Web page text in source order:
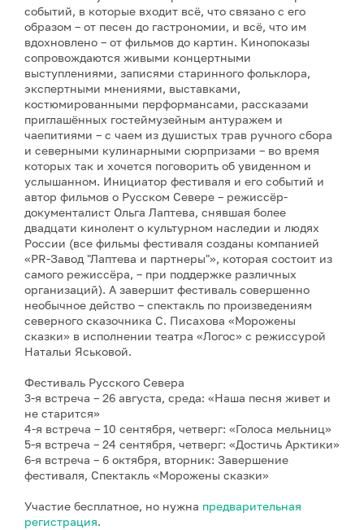
событий, в которые входит всё, что связано с его
образом – от песен до гастрономии, и всё, что им
вдохновлено – от фильмов до картин. Кинопоказы
сопровождаются живыми концертными
выступлениями, записями старинного фольклора,
экспертными мнениями, выставками,
костюмированными перформансами, рассказами
приглашённых гостеймузейным антуражем и
чаепитиями – с чаем из душистых трав ручного сбора
и северными кулинарными сюрпризами – во время
которых так и хочется поговорить об увиденном и
услышанном. Инициатор фестиваля и его событий и
автор фильмов о Русском Севере – режиссёр-
документалист Ольга Лаптева, снявшая более
двадцати кинолент о культурном наследии и людях
России (все фильмы фестиваля созданы компанией
«PR-Завод "Лаптева и партнеры"», которая состоит из
самого режиссёра, – при поддержке различных
организаций). А завершит фестиваль совершенно
необычное действо – спектакль по произведениям
северного сказочника С. Писахова «Морожены
сказки» в исполнении театра «Логос» с режиссурой
Натальи Яськовой.
Фестиваль Русского Севера
3-я встреча – 26 августа, среда: «Наша песня живет и
не старится»
4-я встреча – 10 сентября, четверг: «Голоса мельниц»
5-я встреча – 24 сентября, четверг: «Достичь Арктики»
6-я встреча – 6 октября, вторник: Завершение
фестиваля, Спектакль «Морожены сказки»
Участие бесплатное, но нужна предварительная
регистрация.